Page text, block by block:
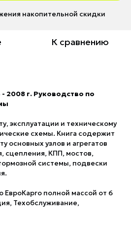
накопительной скидки
К сравнению
- 2008 г. Руководство по
эксплуатации и техническому
схемы. Книга содержит
основных узлов и агрегатов
сцепления, КПП, мостов,
системы, подвески
ЕвроКарго полной массой от 6
Техобслуживание,